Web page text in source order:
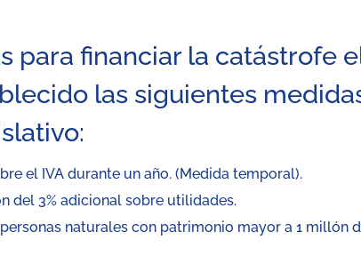
para financiar la catástrofe
las siguientes
el IVA durante un año. (Medida temporal).
del 3% adicional sobre utilidades.
naturales con patrimonio mayor a 1 millón